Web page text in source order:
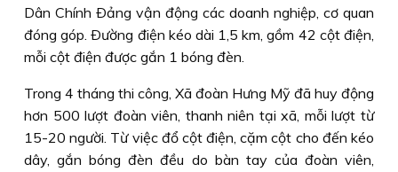
Dân Chính Ðảng vận động các doanh nghiệp, cơ quan
đóng góp. Ðường điện kéo dài 1,5 km, gồm 42 cột điện,
mỗi cột điện được gắn 1 bóng đèn.
Trong 4 tháng thi công, Xã đoàn Hưng Mỹ đã huy động
hơn 500 lượt đoàn viên, thanh niên tại xã, mỗi lượt từ
15-20 người. Từ việc đổ cột điện, cặm cột cho đến kéo
dây, gắn bóng đèn đều do bàn tay của đoàn viên,